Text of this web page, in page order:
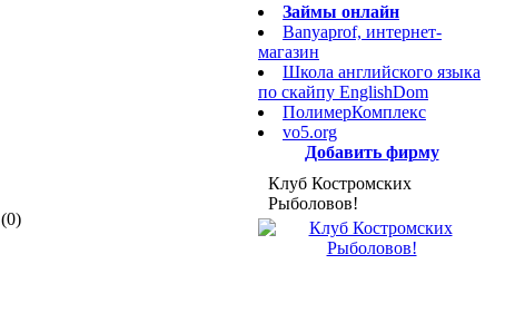
(0)
Займы онлайн
Banyaprof, интернет-
магазин
Школа английского языка
по скайпу ЕnglishDom
ПолимерКомплекс
vo5.org
Добавить фирму
Клуб Костромских
Рыболовов!